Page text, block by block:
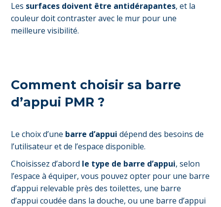
Les surfaces doivent être antidérapantes, et la
couleur doit contraster avec le mur pour une
meilleure visibilité.
Comment choisir sa barre
d’appui PMR ?
Le choix d’une barre d’appui dépend des besoins de
l’utilisateur et de l’espace disponible.
Choisissez d’abord le type de barre d’appui, selon
l’espace à équiper, vous pouvez opter pour une barre
d’appui relevable près des toilettes, une barre
d’appui coudée dans la douche, ou une barre d’appui